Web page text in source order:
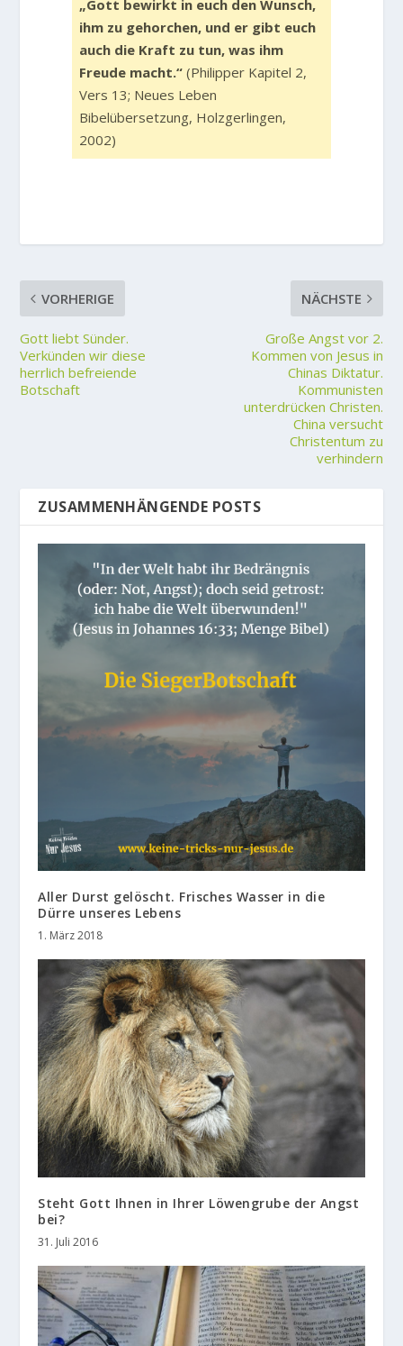
„Gott bewirkt in euch den Wunsch,
ihm zu gehorchen, und er gibt euch
auch die Kraft zu tun, was ihm
Freude macht.“(Philipper Kapitel 2,
Vers 13; Neues Leben
Bibelübersetzung, Holzgerlingen,
2002)
VORHERIGE
Gott liebt Sünder.
Verkünden wir diese
herrlich befreiende
Botschaft
NÄCHSTE
Große Angst vor 2.
Kommen von Jesus in
Chinas Diktatur.
Kommunisten
unterdrücken Christen.
China versucht
Christentum zu
verhindern
ZUSAMMENHÄNGENDE POSTS
Aller Durst gelöscht. Frisches Wasser in die
Dürre unseres Lebens
1. März 2018
Steht Gott Ihnen in Ihrer Löwengrube der Angst
bei?
31. Juli 2016